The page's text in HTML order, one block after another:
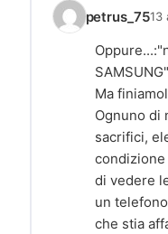
petrus_7513
SAMSUNG"
Ma
Ognuno di
sacrifici,
condizione
di vedere
un
che stia